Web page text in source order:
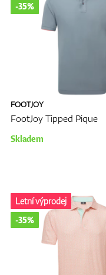
FOOTJOY
FootJoy Tipped Pique
-35%
Skladem
Letní výprodej
-35%